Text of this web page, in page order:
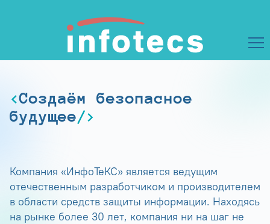
Создаём безопасное
будущее
Компания «ИнфоТеКС» является ведущим
отечественным разработчиком и производителем
в области средств защиты информации. Находясь
на рынке более 30 лет, компания ни на шаг не